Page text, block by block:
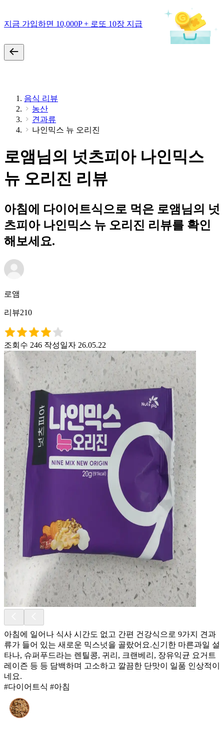
지금 가입하면 10,000P + 로또 10장 지급
음식 리뷰
농산
견과류
나인믹스 뉴 오리진
로앰님의 넛츠피아 나인믹스
뉴 오리진 리뷰
아침에 다이어트식으로 먹은 로앰님의 넛
츠피아 나인믹스 뉴 오리진 리뷰를 확인
해보세요.
로앰
리뷰210
조회수 246 작성일자 26.05.22
아침에 일어나 식사 시간도 없고 간편 건강식으로 9가지 견과
류가 들어 있는 새로운 믹스넛을 골랐어요.신기한 마른과일 설
타나, 슈퍼푸드라는 렌틸콩, 귀리, 크랜베리, 장유익균 요거트
레이즌 등 등 담백하며 고소하고 깔끔한 단맛이 일품 인상적이
네요.
#다이어트식 #아침